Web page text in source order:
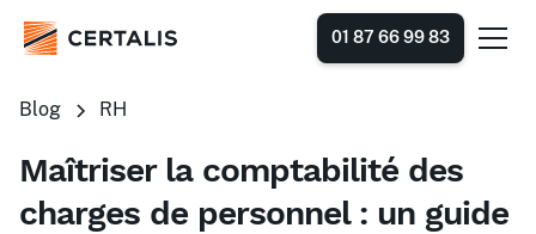
01 87 66 99 83
Blog RH
Maîtriser la comptabilité des
charges de personnel : un guide